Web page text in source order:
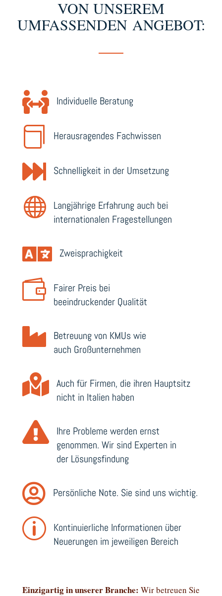
VON UNSEREM
UMFASSENDEN ANGEBOT:
 Individuelle Beratung
 Herausragendes Fachwissen
 Schnelligkeit in der Umsetzung

Langjährige Erfahrung auch bei
internationalen Fragestellungen
 Zweisprachigkeit

Fairer Preis bei
beeindruckender Qualität

Betreuung von KMUs wie
auch Großunternehmen
 Auch für Firmen, die ihren Hauptsitz
nicht in Italien haben

Ihre Probleme werden ernst
genommen. Wir sind Experten in
der Lösungsfindung
 Persönliche Note. Sie sind uns wichtig.
p
Kontinuierliche Informationen über
Neuerungen im jeweiligen Bereich
Einzigartig in unserer Branche: Wir betreuen Sie